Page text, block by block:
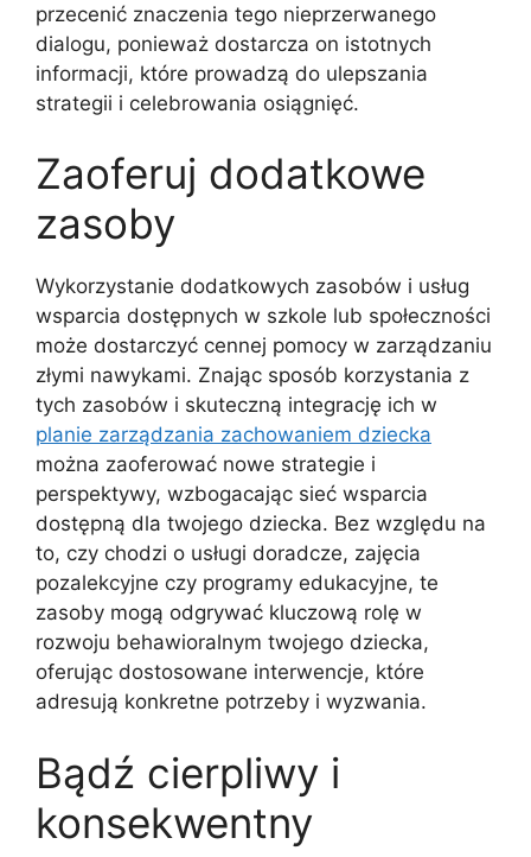
przecenić znaczenia tego nieprzerwanego
dialogu, ponieważ dostarcza on istotnych
informacji, które prowadzą do ulepszania
strategii i celebrowania osiągnięć.
Zaoferuj dodatkowe
zasoby
Wykorzystanie dodatkowych zasobów i usług
wsparcia dostępnych w szkole lub społeczności
może dostarczyć cennej pomocy w zarządzaniu
złymi nawykami. Znając sposób korzystania z
tych zasobów i skuteczną integrację ich w
planie zarządzania zachowaniem dziecka
można zaoferować nowe strategie i
perspektywy, wzbogacając sieć wsparcia
dostępną dla twojego dziecka. Bez względu na
to, czy chodzi o usługi doradcze, zajęcia
pozalekcyjne czy programy edukacyjne, te
zasoby mogą odgrywać kluczową rolę w
rozwoju behawioralnym twojego dziecka,
oferując dostosowane interwencje, które
adresują konkretne potrzeby i wyzwania.
Bądź cierpliwy i
konsekwentny